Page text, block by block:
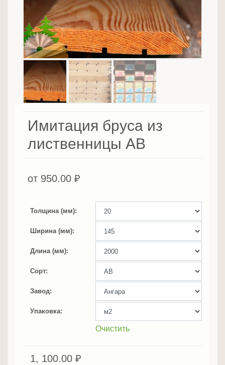
Имитация бруса из
лиственницы AB
от 950.00 ₽
Толщина (мм)
Ширина (мм)
Длина (мм)
Сорт
Завод
Упаковка
Очистить
1, 100.00 ₽